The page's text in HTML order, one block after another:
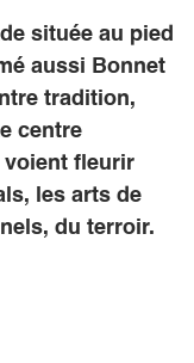
située au pied
aussi Bonnet
tradition,
centre
voient fleurir
les arts de
du terroir.